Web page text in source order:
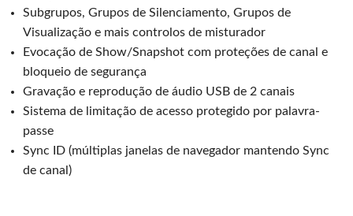
Subgrupos, Grupos de Silenciamento, Grupos de
Visualização e mais controlos de misturador
Evocação de Show/Snapshot com proteções de canal e
bloqueio de segurança
Gravação e reprodução de áudio USB de 2 canais
Sistema de limitação de acesso protegido por palavra-
passe
Sync ID (múltiplas janelas de navegador mantendo Sync
de canal)